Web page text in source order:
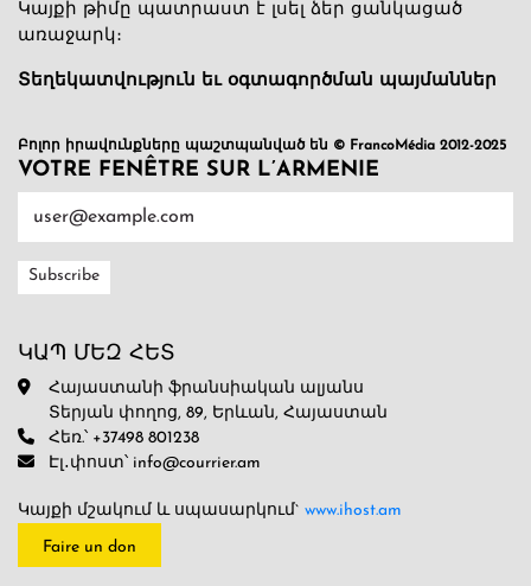
Կայքի թիմը պատրաստ է լսել ձեր ցանկացած
առաջարկ։
Տեղեկատվություն եւ օգտագործման պայմաններ
Բոլոր իրավունքները պաշտպանված են © FrancoMédia 2012-2025
VOTRE FENÊTRE SUR L’ARMENIE
ԿԱՊ ՄԵԶ ՀԵՏ
Հայաստանի ֆրանսիական ալյանս
Տերյան փողոց, 89, Երևան, Հայաստան
Հեռ.՝ +37498 801238
Էլ․փոստ՝ info@courrier.am
Կայքի մշակում և սպասարկում` www.ihost.am
Faire un don